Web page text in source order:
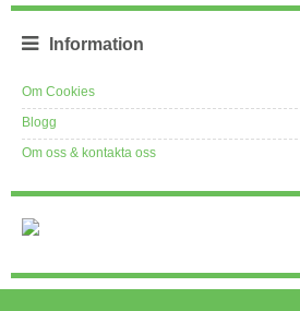
Information
Om Cookies
Blogg
Om oss & kontakta oss